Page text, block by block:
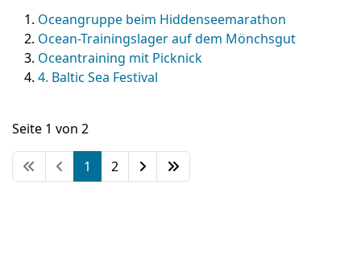
Oceangruppe beim Hiddenseemarathon
Ocean-Trainingslager auf dem Mönchsgut
Oceantraining mit Picknick
4. Baltic Sea Festival
Seite 1 von 2
1 2